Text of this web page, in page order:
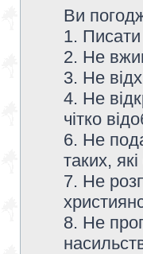
Ви
1.
2. Не
3. Не
4. Не
чітко
6. Не
таких,
7. Не
8. Не